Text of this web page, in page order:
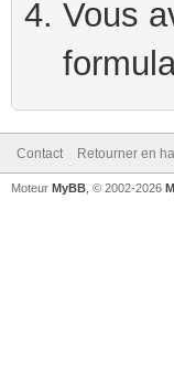
Vous
Contact Retourner en
Moteur MyBB , © 2002-2026